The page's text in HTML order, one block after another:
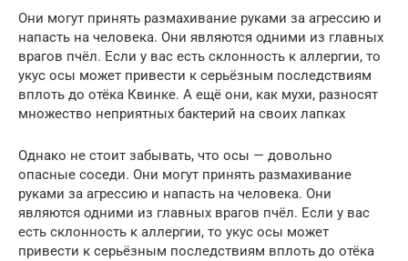
Они могут принять размахивание руками за агрессию и
напасть на человека. Они являются одними из главных
врагов пчёл. Если у вас есть склонность к аллергии, то
укус осы может привести к серьёзным последствиям
вплоть до отёка Квинке. А ещё они, как мухи, разносят
множество неприятных бактерий на своих лапках
Однако не стоит забывать, что осы — довольно
опасные соседи. Они могут принять размахивание
руками за агрессию и напасть на человека. Они
являются одними из главных врагов пчёл. Если у вас
есть склонность к аллергии, то укус осы может
привести к серьёзным последствиям вплоть до отёка